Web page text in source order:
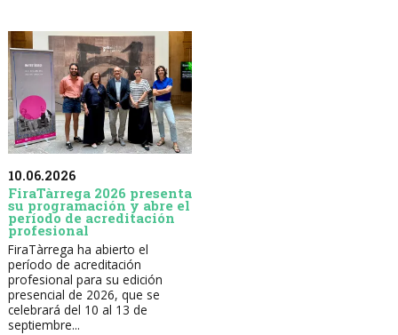
10.06.2026
FiraTàrrega 2026 presenta
su programación y abre el
período de acreditación
profesional
FiraTàrrega ha abierto el
período de acreditación
profesional para su edición
presencial de 2026, que se
celebrará del 10 al 13 de
septiembre...